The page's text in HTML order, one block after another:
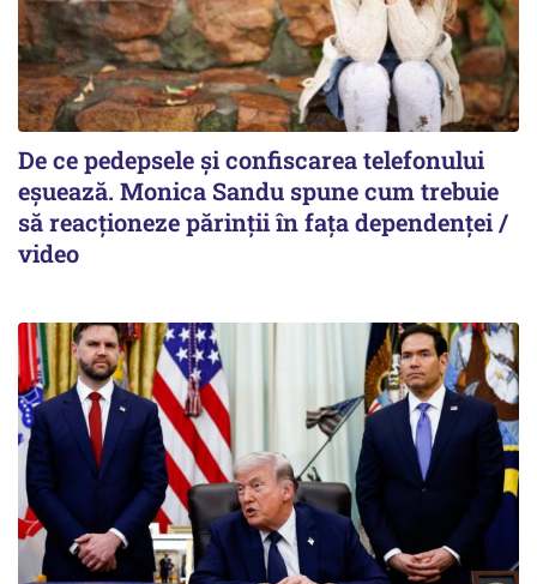
De ce pedepsele și confiscarea telefonului
eșuează. Monica Sandu spune cum trebuie
să reacționeze părinții în fața dependenței /
video